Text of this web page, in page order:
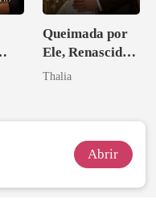
Queimada por
Ele, Renascida
como Estrela
Thalia
Abrir